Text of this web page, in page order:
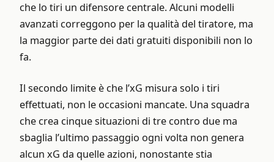
che lo tiri un difensore centrale. Alcuni modelli
avanzati correggono per la qualità del tiratore, ma
la maggior parte dei dati gratuiti disponibili non lo
fa.
Il secondo limite è che l’xG misura solo i tiri
effettuati, non le occasioni mancate. Una squadra
che crea cinque situazioni di tre contro due ma
sbaglia l’ultimo passaggio ogni volta non genera
alcun xG da quelle azioni, nonostante stia